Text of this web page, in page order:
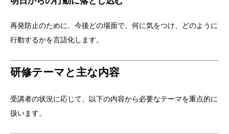
再発防止のために、今後どの場面で、何に気をつけ、どのように
行動するかを言語化します。
研修テーマと主な内容
受講者の状況に応じて、以下の内容から必要なテーマを重点的に
扱います。